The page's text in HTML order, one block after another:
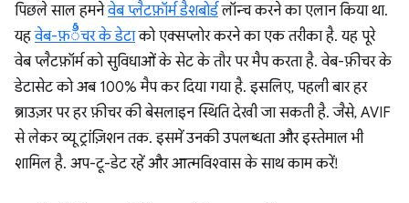
पिछले साल हमनेवेब प्लैटफ़ॉर्म डैशबोर्डलॉन्च करने का एलान किया था.
यहवेब-फ़ీचर के डेटाको एक्सप्लोर करने का एक तरीका है. यह पूरे
वेब प्लैटफ़ॉर्म को सुविधाओं के सेट के तौर पर मैप करता है. वेब-फ़ीचर के
डेटासेट को अब 100% मैप कर दिया गया है. इसलिए, पहली बार हर
ब्राउज़र पर हर फ़ीचर की बेसलाइन स्थिति देखी जा सकती है. जैसे, AVIF
से लेकर व्यू ट्रांज़िशन तक. इसमें उनकी उपलब्धता और इस्तेमाल भी
शामिल है. अप-टू-डेट रहें और आत्मविश्वास के साथ काम करें!